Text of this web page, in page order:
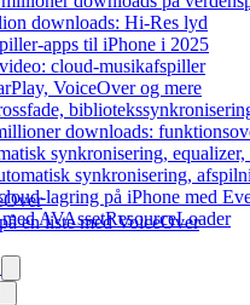
downloads: Hi-Res lyd
apps til iPhone i 2025
cloud-musikafspiller
VoiceOver og mere
downloads:
synkronisering,
synkronisering,
lagring på iPhone med
AVAssetResourceLoader
en liste med VoiceOver